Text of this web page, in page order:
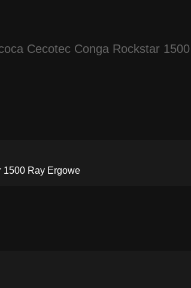
Cecotec Conga Rockstar
1500 Ray Ergowe